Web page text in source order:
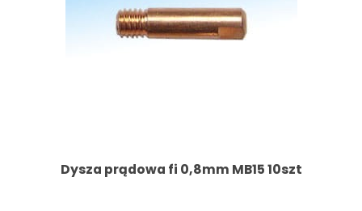
Dysza prądowa fi 0,8mm MB15 10szt